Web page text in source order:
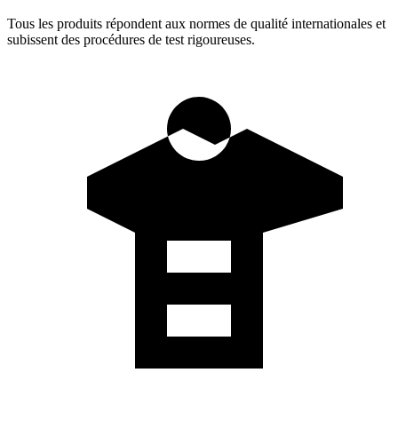
Tous les produits répondent aux normes de qualité internationales et
subissent des procédures de test rigoureuses.